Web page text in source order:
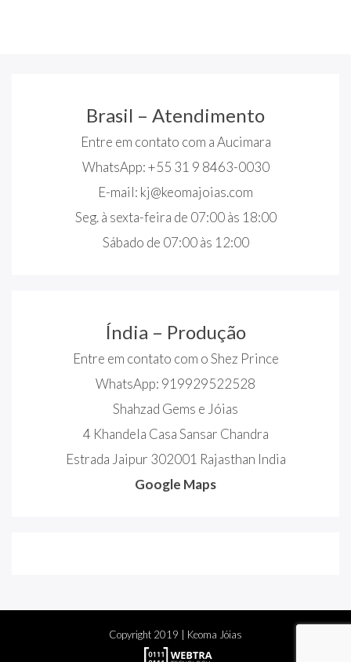
Brasil – Atendimento
Entre em contato com a Aucimara
WhatsApp: +55 31 9 8463-0030
E-mail: kj@keomajoias.com
Seg. à sexta-feira de 07:00 às 18:00
Sábado de 07:00 às 12:00
Índia – Produção
Entre em contato com o Shez Prince
WhatsApp: 919929522528
Shahzad Gems e Jóias
4 Khandela Casa Sansar Chandra
Estrada Jaipur 302001 Rajasthan India
Google Maps
Copyright 2019 | Keoma Jóias